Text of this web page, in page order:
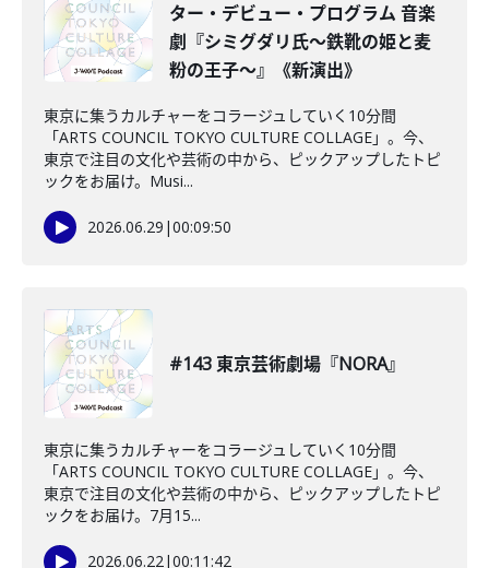
ター・デビュー・プログラム 音楽
劇『シミグダリ氏〜鉄靴の姫と麦
粉の王子〜』《新演出》
東京に集うカルチャーをコラージュしていく10分間
「ARTS COUNCIL TOKYO CULTURE COLLAGE」。今、
東京で注目の文化や芸術の中から、ピックアップしたトピ
ックをお届け。Musi...
2026.06.29 |00:09:50
#143 東京芸術劇場『NORA』
東京に集うカルチャーをコラージュしていく10分間
「ARTS COUNCIL TOKYO CULTURE COLLAGE」。今、
東京で注目の文化や芸術の中から、ピックアップしたトピ
ックをお届け。7月15...
2026.06.22|00:11:42